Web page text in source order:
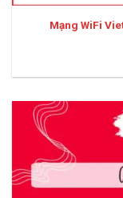
Mạng WiFi